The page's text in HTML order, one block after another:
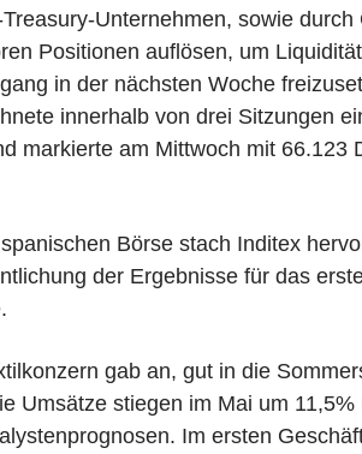
Unternehmen, sowie durch
Positionen auflösen, um
in der nächsten Woche
innerhalb von drei Sitzungen
markierte am Mittwoch mit 66.123
Börse stach Inditex
der Ergebnisse für das
gab an, gut in die
Umsätze stiegen im Mai um
Im ersten